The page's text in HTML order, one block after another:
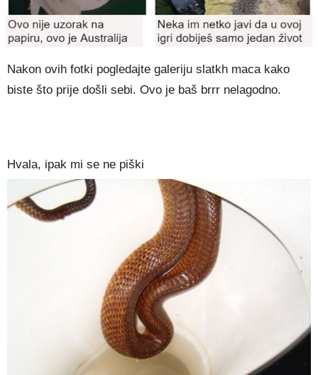
Nakon ovih fotki pogledajte galeriju slatkh maca kako
biste što prije došli sebi. Ovo je baš brrr nelagodno.
Hvala, ipak mi se ne piški